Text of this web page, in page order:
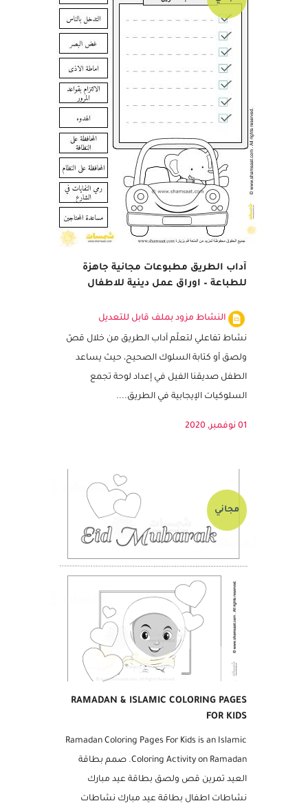
آداب الطريق مطبوعات مجانية جاهزة
مجاني
النشاط مزود بملف قابل للتعديل
نشاط تفاعلي لتعلّم آداب الطريق من خلال قصّ
ولصق أو كتابة السلوك الصحيح، حيث يساعد
الطفل صديقنا الفيل في إعداد لوحة تجمع
RAMADAN & ISLAMIC COLORING PAGES
FOR KIDS
مجاني
Ramadan Coloring Pages For Kids is an Islamic
Coloring Activity on Ramadan. صمم بطاقة
العيد تمرين قص ولصق بطاقة عيد مبارك